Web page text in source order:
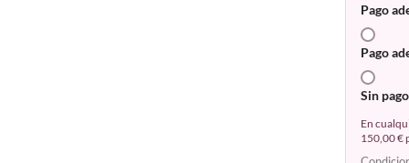
Pago
Pago
Sin
En
150,00 €